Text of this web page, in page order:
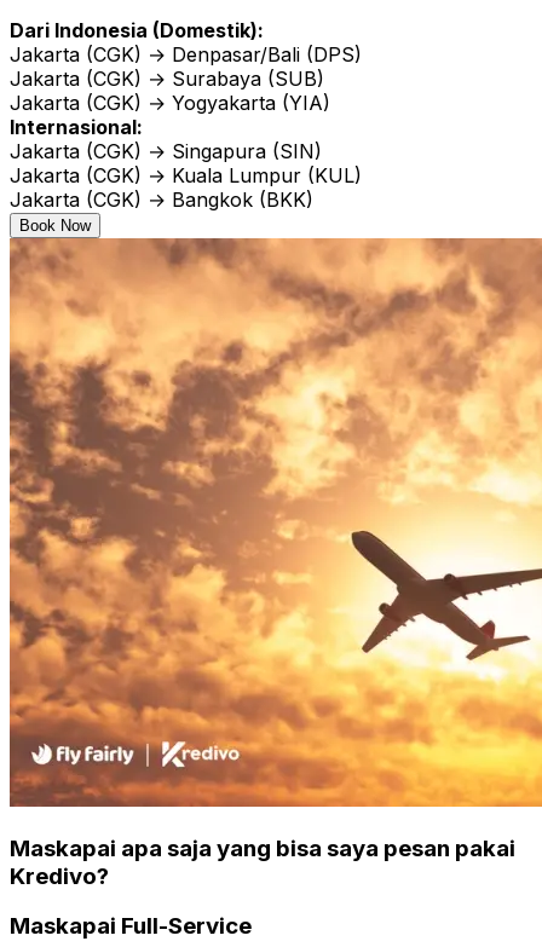
Dari Indonesia (Domestik):
Jakarta (CGK) → Denpasar/Bali (DPS)
Jakarta (CGK) → Surabaya (SUB)
Jakarta (CGK) → Yogyakarta (YIA)
Internasional:
Jakarta (CGK) → Singapura (SIN)
Jakarta (CGK) → Kuala Lumpur (KUL)
Jakarta (CGK) → Bangkok (BKK)
Book Now
Maskapai apa saja yang bisa saya pesan pakai
Kredivo?
Maskapai Full-Service